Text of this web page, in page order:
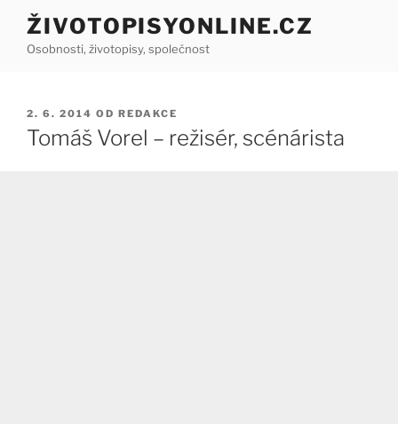
Přejít
obsahu
ŽIVOTOPISYONLINE.CZ
Osobnosti, životopisy, společnost
PUBLIKOVÁNO
2. 6. 2014 OD REDAKCE
Tomáš Vorel – režisér, scénárista